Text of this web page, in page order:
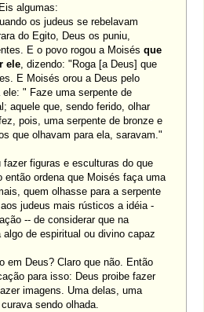
algumas:
os judeus se rebelavam
do Egito, Deus os puniu,
E o povo rogou a Moisésque
ele, dizendo: "Roga [a Deus] que
E Moisés orou a Deus pelo
" Faze uma serpente de
aquele que, sendo ferido, olhar
pois, uma serpente de bronze e
que olhavam para ela, saravam."
fazer figuras e esculturas do que
então ordena que Moisés faça uma
quem olhasse para a serpente
judeus mais rústicos a idéia -
-- de considerar que na
de espiritual ou divino capaz
em Deus? Claro que não. Então
para isso: Deus proibe fazer
imagens. Uma delas, uma
sendo olhada.